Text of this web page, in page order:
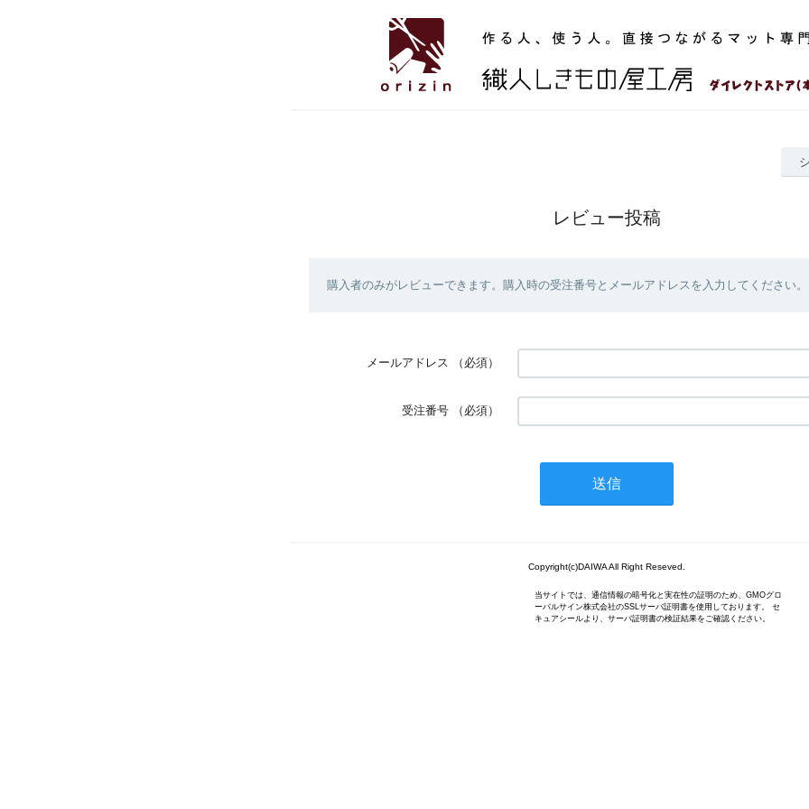
レビュー投稿
購入者のみがレビューできます。購入時の受注番号とメールアドレスを入力してください。
メールアドレス （必須）
受注番号 （必須）
Copyright(c)DAIWA All Right Reseved.
当サイトでは、通信情報の暗号化と実在性の証明のため、GMOグロ
ーバルサイン株式会社のSSLサーバ証明書を使用しております。 セ
キュアシールより、サーバ証明書の検証結果をご確認ください。